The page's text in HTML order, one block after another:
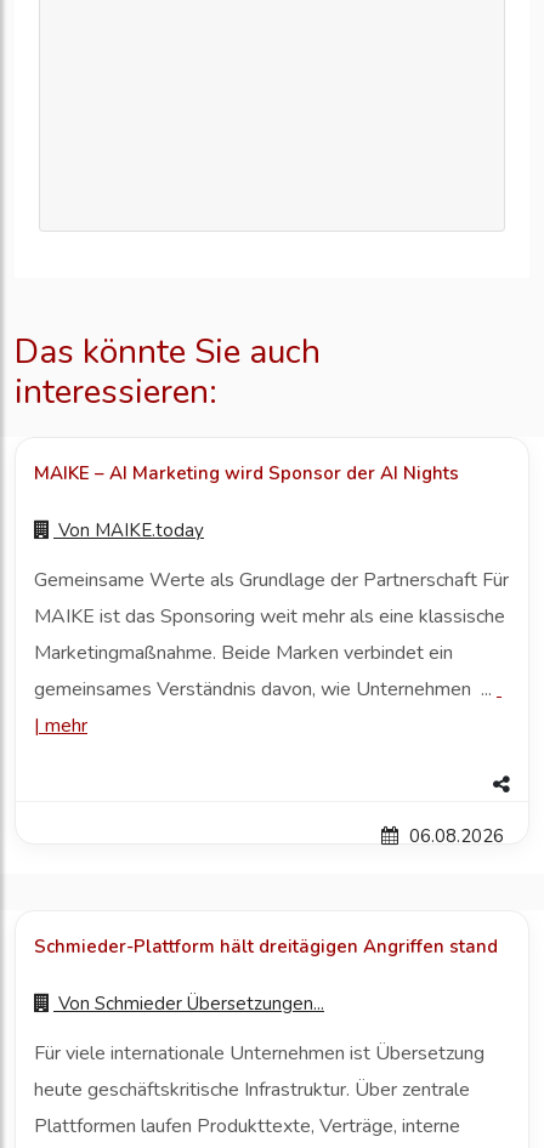
Das könnte Sie auch
interessieren:
MAIKE – AI Marketing wird Sponsor der AI Nights
Von MAIKE.today
Gemeinsame Werte als Grundlage der Partnerschaft Für
MAIKE ist das Sponsoring weit mehr als eine klassische
Marketingmaßnahme. Beide Marken verbindet ein
gemeinsames Verständnis davon, wie Unternehmen ...
| mehr
06.08.2026
Schmieder-Plattform hält dreitägigen Angriffen stand
Von Schmieder Übersetzungen...
Für viele internationale Unternehmen ist Übersetzung
heute geschäftskritische Infrastruktur. Über zentrale
Plattformen laufen Produkttexte, Verträge, interne